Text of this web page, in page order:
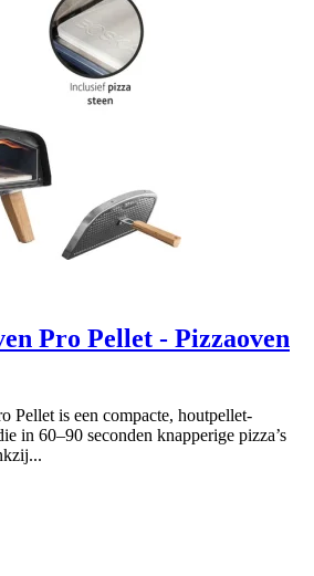
Pro Pellet - Pizzaoven
Pellet is een compacte, houtpellet-
in 60–90 seconden knapperige pizza’s